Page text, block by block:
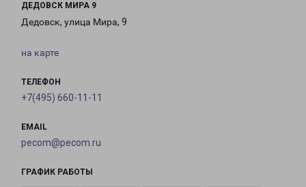
ДЕДОВСК МИРА 9
Дедовск, улица Мира, 9
на карте
ТЕЛЕФОН
+7(495) 660-11-11
EMAIL
pecom@pecom.ru
ГРАФИК РАБОТЫ